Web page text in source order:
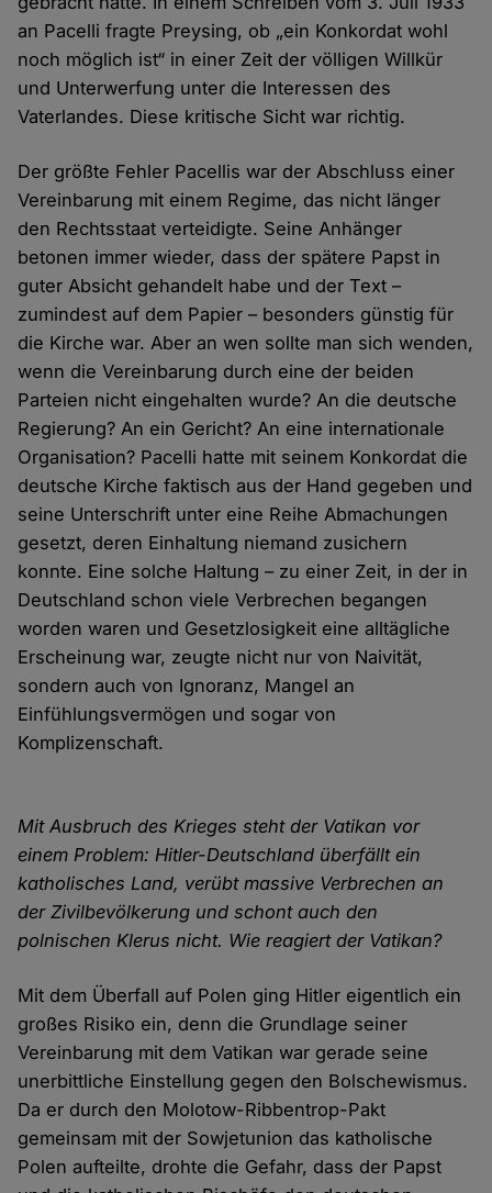
an Pacelli fragte Preysing, ob „ein Konkordat wohl
noch möglich ist“ in einer Zeit der völligen Willkür
und Unterwerfung unter die Interessen des
Vaterlandes. Diese kritische Sicht war richtig.
Der größte Fehler Pacellis war der Abschluss einer
Vereinbarung mit einem Regime, das nicht länger
den Rechtsstaat verteidigte. Seine Anhänger
betonen immer wieder, dass der spätere Papst in
guter Absicht gehandelt habe und der Text –
zumindest auf dem Papier – besonders günstig für
die Kirche war. Aber an wen sollte man sich wenden,
wenn die Vereinbarung durch eine der beiden
Parteien nicht eingehalten wurde? An die deutsche
Regierung? An ein Gericht? An eine internationale
Organisation? Pacelli hatte mit seinem Konkordat die
deutsche Kirche faktisch aus der Hand gegeben und
seine Unterschrift unter eine Reihe Abmachungen
gesetzt, deren Einhaltung niemand zusichern
konnte. Eine solche Haltung – zu einer Zeit, in der in
Deutschland schon viele Verbrechen begangen
worden waren und Gesetzlosigkeit eine alltägliche
Erscheinung war, zeugte nicht nur von Naivität,
sondern auch von Ignoranz, Mangel an
Einfühlungsvermögen und sogar von
Komplizenschaft.
Mit Ausbruch des Krieges steht der Vatikan vor
einem Problem: Hitler-Deutschland überfällt ein
katholisches Land, verübt massive Verbrechen an
der Zivilbevölkerung und schont auch den
polnischen Klerus nicht. Wie reagiert der Vatikan?
Mit dem Überfall auf Polen ging Hitler eigentlich ein
großes Risiko ein, denn die Grundlage seiner
Vereinbarung mit dem Vatikan war gerade seine
unerbittliche Einstellung gegen den Bolschewismus.
Da er durch den Molotow-Ribbentrop-Pakt
gemeinsam mit der Sowjetunion das katholische
Polen aufteilte, drohte die Gefahr, dass der Papst